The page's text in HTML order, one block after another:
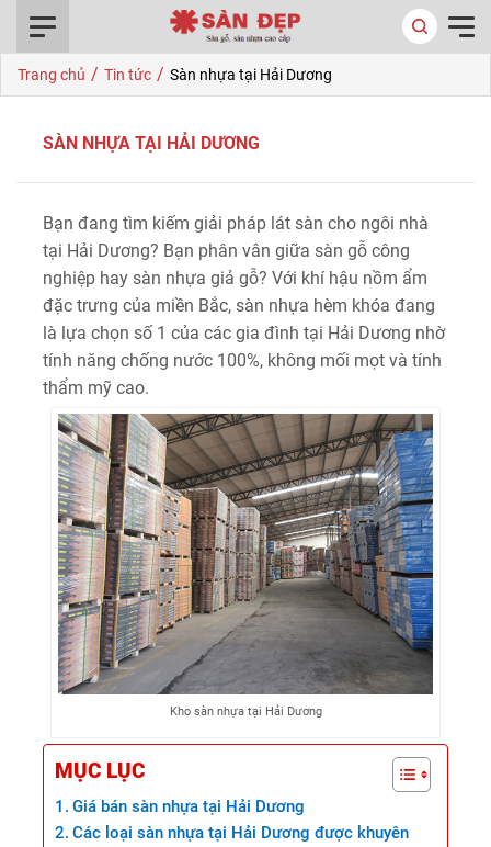
Trang chủ / Tin tức / Sàn nhựa tại Hải Dương
SÀN NHỰA TẠI HẢI DƯƠNG
Bạn đang tìm kiếm giải pháp lát sàn cho ngôi nhà
tại Hải Dương? Bạn phân vân giữa sàn gỗ công
nghiệp hay sàn nhựa giả gỗ? Với khí hậu nồm ẩm
đặc trưng của miền Bắc, sàn nhựa hèm khóa đang
là lựa chọn số 1 của các gia đình tại Hải Dương nhờ
tính năng chống nước 100%, không mối mọt và tính
thẩm mỹ cao.
Kho sàn nhựa tại Hải Dương
MỤC LỤC
Giá bán sàn nhựa tại Hải Dương
Các loại sàn nhựa tại Hải Dương được khuyên